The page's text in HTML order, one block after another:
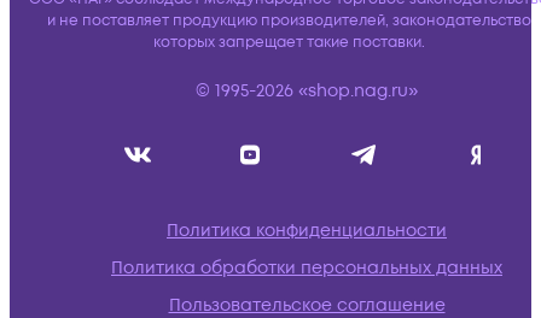
и не поставляет продукцию производителей, законодательство
которых запрещает такие поставки.
© 1995-2026 «shop.nag.ru»
Политика конфиденциальности
Политика обработки персональных данных
Пользовательское соглашение